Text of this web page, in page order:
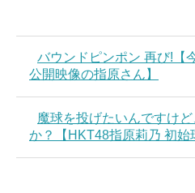
バウンドピンポン 再び!【
公開映像の指原さん】
魔球を投げたいんですけ
か？【HKT48指原莉乃 初始